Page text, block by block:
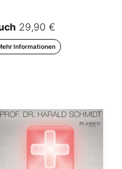
29,90 €
Informationen